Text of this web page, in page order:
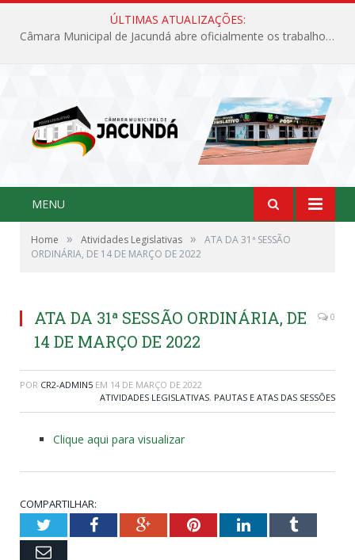
ÚLTIMAS ATUALIZAÇÕES:
Câmara Municipal de Jacundá abre oficialmente os trabalhos legislativos de 2026
MENU
Home » Atividades Legislativas »
ATA DA 31ª SESSÃO
ORDINÁRIA, DE 14 DE MARÇO DE 2022
ATA DA 31ª SESSÃO ORDINÁRIA, DE
14 DE MARÇO DE 2022
0
POR CR2-ADMIN5 EM 14 DE MARÇO DE 2022
ATIVIDADES LEGISLATIVAS, PAUTAS E ATAS DAS SESSÕES
Clique aqui para visualizar
COMPARTILHAR:
TwitterFacebookGoogle+PinterestLinkedInTumblr
Email